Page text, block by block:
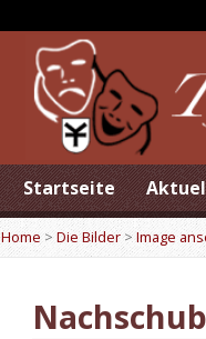
Startseite
Home > Die Bilder >Image